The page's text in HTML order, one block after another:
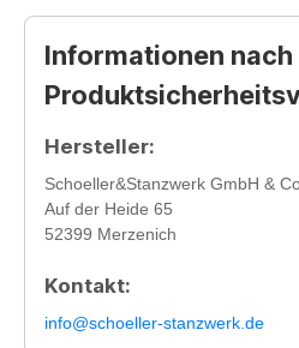
Informationen nach
Hersteller:
Schoeller&Stanzwerk GmbH &
Auf der Heide 65
52399 Merzenich
Kontakt:
info@schoeller-stanzwerk.de